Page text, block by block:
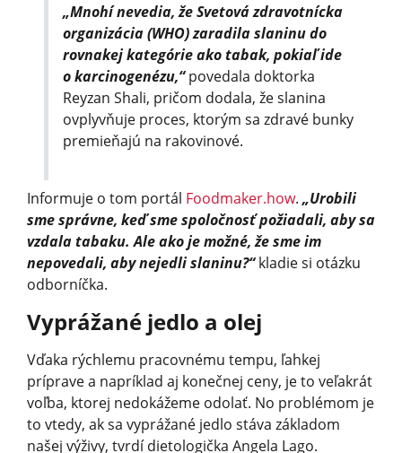
„Mnohí nevedia, že Svetová zdravotnícka
organizácia (WHO) zaradila slaninu do
rovnakej kategórie ako tabak, pokiaľ ide
o karcinogenézu,“povedala doktorka
Reyzan Shali, pričom dodala, že slanina
ovplyvňuje proces, ktorým sa zdravé bunky
premieňajú na rakovinové.
Informuje o tom portál Foodmaker.how. „Urobili
sme správne, keď sme spoločnosť požiadali, aby sa
vzdala tabaku. Ale ako je možné, že sme im
nepovedali, aby nejedli slaninu?“kladie si otázku
odborníčka.
Vyprážané jedlo a olej
Vďaka rýchlemu pracovnému tempu, ľahkej
príprave a napríklad aj konečnej ceny, je to veľakrát
voľba, ktorej nedokážeme odolať. No problémom je
to vtedy, ak sa vyprážané jedlo stáva základom
našej výživy, tvrdí dietologička Angela Lago.